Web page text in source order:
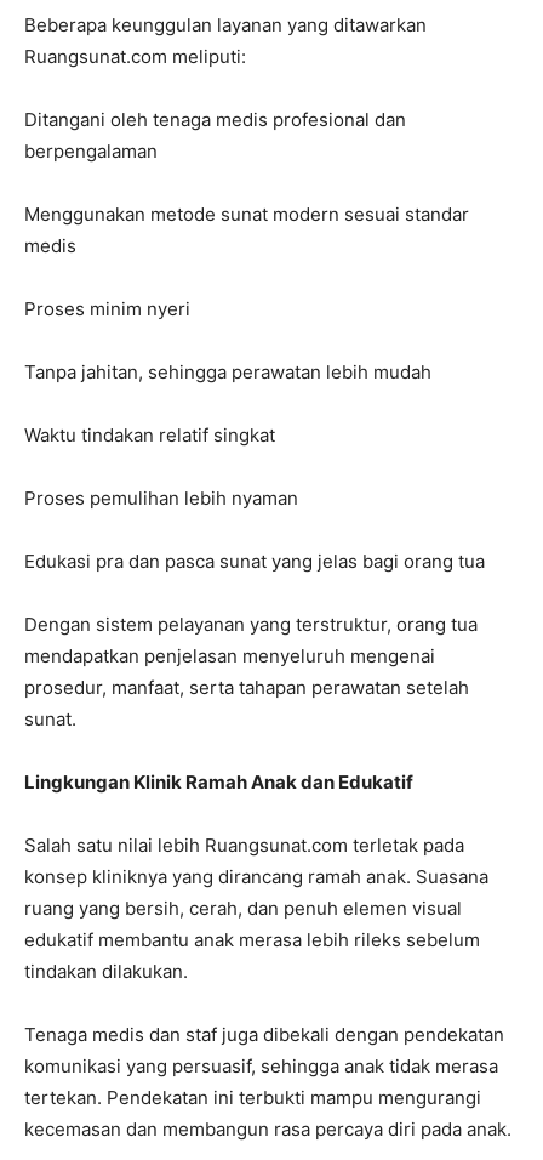
Beberapa keunggulan layanan yang ditawarkan
Ruangsunat.com meliputi:
Ditangani oleh tenaga medis profesional dan
berpengalaman
Menggunakan metode sunat modern sesuai standar
medis
Proses minim nyeri
Tanpa jahitan, sehingga perawatan lebih mudah
Waktu tindakan relatif singkat
Proses pemulihan lebih nyaman
Edukasi pra dan pasca sunat yang jelas bagi orang tua
Dengan sistem pelayanan yang terstruktur, orang tua
mendapatkan penjelasan menyeluruh mengenai
prosedur, manfaat, serta tahapan perawatan setelah
sunat.
Lingkungan Klinik Ramah Anak dan Edukatif
Salah satu nilai lebih Ruangsunat.com terletak pada
konsep kliniknya yang dirancang ramah anak. Suasana
ruang yang bersih, cerah, dan penuh elemen visual
edukatif membantu anak merasa lebih rileks sebelum
tindakan dilakukan.
Tenaga medis dan staf juga dibekali dengan pendekatan
komunikasi yang persuasif, sehingga anak tidak merasa
tertekan. Pendekatan ini terbukti mampu mengurangi
kecemasan dan membangun rasa percaya diri pada anak.